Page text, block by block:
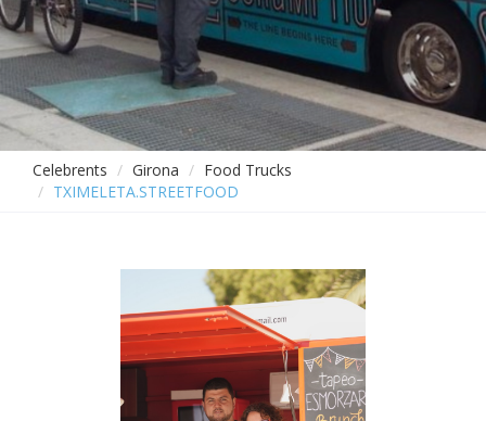
Celebrents Girona
Food Trucks
TXIMELETA.STREETFOOD